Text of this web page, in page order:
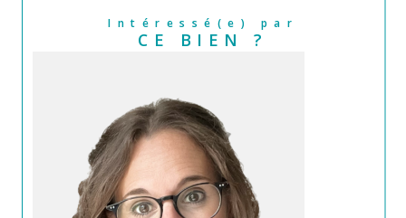
Intéressé(e) par
CE BIEN ?